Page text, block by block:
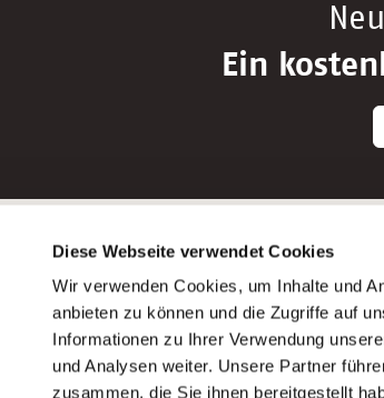
Diese Webseite verwendet Cookies
Wir verwenden Cookies, um Inhalte und
anbieten zu können und die Zugriffe auf
Informationen zu Ihrer Verwendung
und Analysen weiter. Unsere Partner
zusammen, die Sie ihnen bereitgestellt
Ein
GmbH
des AWO
e.V.)
Bewerbungstipps
Bewerbung als Altenpfleger*in
Bewerbung als
Bewerbung als
Bewerbung als Erzieher*in